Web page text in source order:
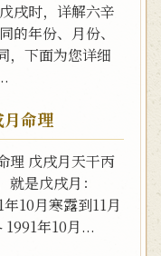
戌时，详解六辛
的年份、月份、
，下面为您详细
命理
理 戊戌月天干丙
是戊戌月：
10月寒露到11月
1991年10月...